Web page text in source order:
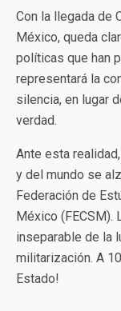
Con la llegada de
México, queda
políticas que han
representará la
silencia, en lugar
verdad.
Ante esta
y del mundo se
Federación de
México (FECSM).
inseparable de la
militarización. A
Estado!